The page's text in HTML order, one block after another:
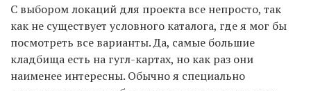
С выбором локаций для проекта все непросто, так
как не существует условного каталога, где я мог бы
посмотреть все варианты. Да, самые большие
кладбища есть на гугл-картах, но как раз они
наименее интересны. Обычно я специально